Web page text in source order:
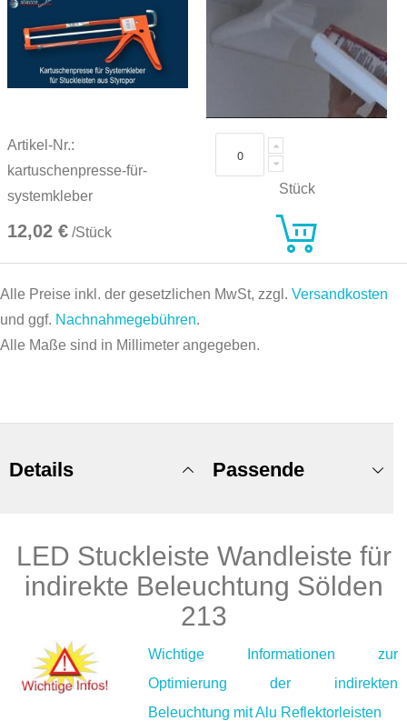
Artikel-Nr.:
kartuschenpresse-für-
systemkleber
12,02 € /Stück
Stück
Alle Preise inkl. der gesetzlichen MwSt, zzgl. Versandkosten
und ggf. Nachnahmegebühren.
Alle Maße sind in Millimeter angegeben.
Details
LED Stuckleiste Wandleiste für
indirekte Beleuchtung Sölden
213
Wichtige Informationen zur
Optimierung der indirekten
Beleuchtung mit Alu Reflektorleisten
Passende
Produkte